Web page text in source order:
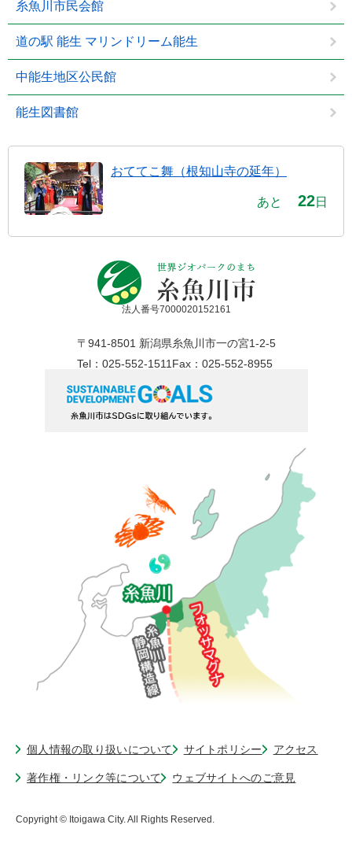
糸魚川市民会館
道の駅 能生 マリンドリーム能生
中能生地区公民館
能生図書館
おててこ舞（根知山寺の延年）
あと 22日
法人番号7000020152161
〒941-8501 新潟県糸魚川市一の宮1-2-5
Tel：025-552-1511 Fax：025-552-8955
個人情報の取り扱いについて サイトポリシー アクセス
著作権・リンク等について ウェブサイトへのご意見
Copyright © Itoigawa City. All Rights Reserved.